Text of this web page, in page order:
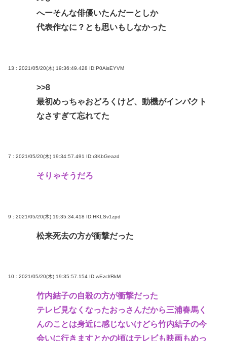
へーそんな俳優いたんだーとしか
代表作なに？とも思いもしなかった
13 : 2021/05/20(木) 19:36:49.428 ID:P0AisEYVM
>>8
最初めっちゃおどろくけど、動機がインパクト
なさすぎて忘れてた
7 : 2021/05/20(木) 19:34:57.491 ID:r3KbGeazd
そりゃそうだろ
9 : 2021/05/20(木) 19:35:34.418 ID:HKLSv1zpd
松来死去の方が衝撃だった
10 : 2021/05/20(木) 19:35:57.154 ID:wEzcl/RkM
竹内結子の自殺の方が衝撃だった
テレビ見なくなったおっさんだから三浦春馬く
んのことは身近に感じないけどら竹内結子の今
会いに行きますとかの頃はテレビも映画もめっ